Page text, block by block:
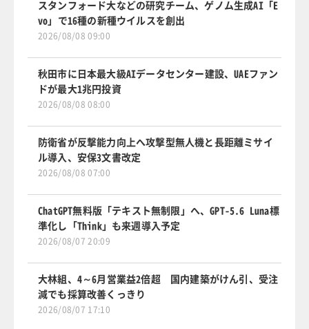
スタンフォード大などの研究チーム、ゲノム生成AI「E
vo」で16種の新種ウイルスを創出
2026/08/08 09:00
秋田市に日本最大級AIデータセンター建設、UAEファン
ドが最大1兆円投資
2026/08/08 08:00
防衛省が反撃能力向上へ攻撃型無人機と長距離ミサイ
ル導入、安保3文書改定
2026/08/08 07:00
ChatGPT無料版「テキスト無制限」へ、GPT-5.6 Luna標
準化し「Think」も来週導入予定
2026/08/07 20:09
大林組、4～6月営業益2倍超 国内建築がけん引、受注
減でも採算改善くっきり
2026/08/07 17:10